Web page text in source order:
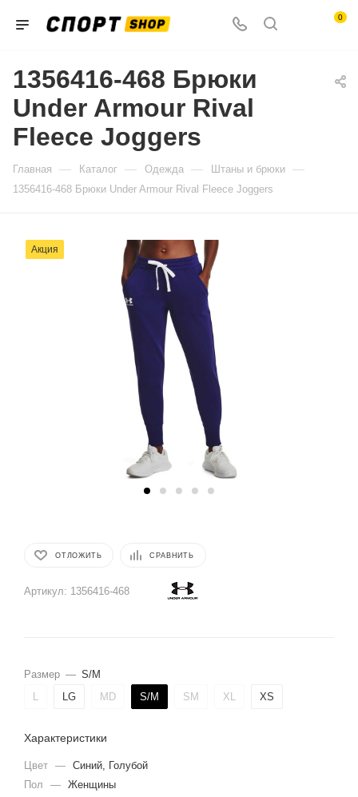
0
1356416-468 Брюки
Under Armour Rival
Fleece Joggers
Главная — Каталог — Одежда — Штаны и брюки —
1356416-468 Брюки Under Armour Rival Fleece Joggers
Акция
ОТЛОЖИТЬ СРАВНИТЬ
Артикул: 1356416-468
Размер — S/M
L
LG MD S/M SM XL XS
Характеристики
Цвет — Синий, Голубой
Пол
— Женщины